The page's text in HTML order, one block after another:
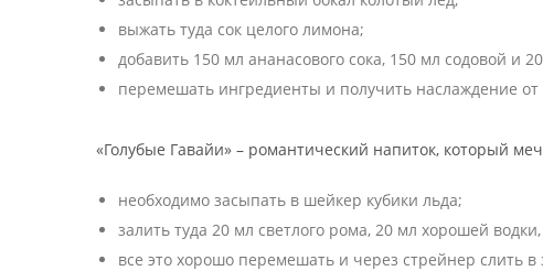
выжать туда сок целого лимона;
добавить 150 мл ананасового сока, 150 мл содовой и
перемешать ингредиенты и получить наслаждение от
«Голубые Гавайи» – романтический напиток, который
необходимо засыпать в шейкер кубики льда;
залить туда 20 мл светлого рома, 20 мл хорошей
все это хорошо перемешать и через стрейнер слить